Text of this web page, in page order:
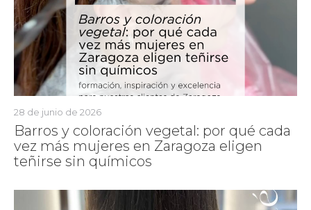
28 de junio de 2026
Barros y coloración vegetal: por qué cada
vez más mujeres en Zaragoza eligen
teñirse sin químicos